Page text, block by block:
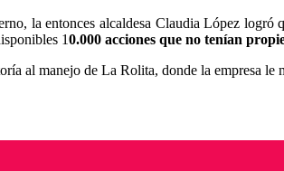
la entonces alcaldesa Claudia López logró
10.000 acciones que no tenían
al manejo de La Rolita, donde la empresa le